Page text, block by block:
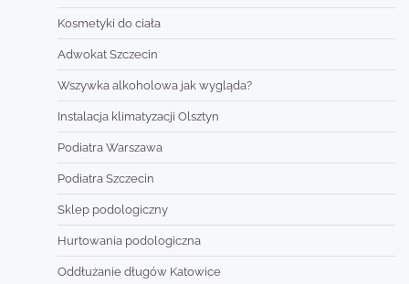
Kosmetyki do ciała
Adwokat Szczecin
Wszywka alkoholowa jak wygląda?
Instalacja klimatyzacji Olsztyn
Podiatra Warszawa
Podiatra Szczecin
Sklep podologiczny
Hurtowania podologiczna
Oddłużanie długów Katowice